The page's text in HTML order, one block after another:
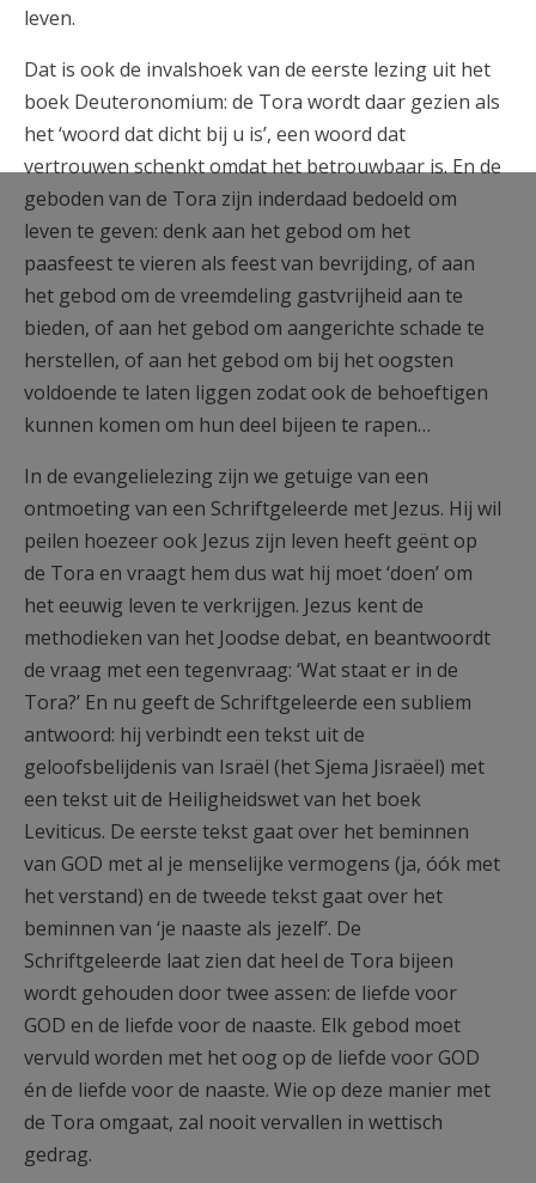
leven.
Dat is ook de invalshoek van de eerste lezing uit het
boek Deuteronomium: de Tora wordt daar gezien als
het ‘woord dat dicht bij u is’, een woord dat
vertrouwen schenkt omdat het betrouwbaar is. En de
geboden van de Tora zijn inderdaad bedoeld om
leven te geven: denk aan het gebod om het
paasfeest te vieren als feest van bevrijding, of aan
het gebod om de vreemdeling gastvrijheid aan te
bieden, of aan het gebod om aangerichte schade te
herstellen, of aan het gebod om bij het oogsten
voldoende te laten liggen zodat ook de behoeftigen
kunnen komen om hun deel bijeen te rapen…
In de evangelielezing zijn we getuige van een
ontmoeting van een Schriftgeleerde met Jezus. Hij wil
peilen hoezeer ook Jezus zijn leven heeft geënt op
de Tora en vraagt hem dus wat hij moet ‘doen’ om
het eeuwig leven te verkrijgen. Jezus kent de
methodieken van het Joodse debat, en beantwoordt
de vraag met een tegenvraag: ‘Wat staat er in de
Tora?’ En nu geeft de Schriftgeleerde een subliem
antwoord: hij verbindt een tekst uit de
geloofsbelijdenis van Israël (het Sjema Jisraëel) met
een tekst uit de Heiligheidswet van het boek
Leviticus. De eerste tekst gaat over het beminnen
van GOD met al je menselijke vermogens (ja, óók met
het verstand) en de tweede tekst gaat over het
beminnen van ‘je naaste als jezelf’. De
Schriftgeleerde laat zien dat heel de Tora bijeen
wordt gehouden door twee assen: de liefde voor
GOD en de liefde voor de naaste. Elk gebod moet
vervuld worden met het oog op de liefde voor GOD
én de liefde voor de naaste. Wie op deze manier met
de Tora omgaat, zal nooit vervallen in wettisch
gedrag.